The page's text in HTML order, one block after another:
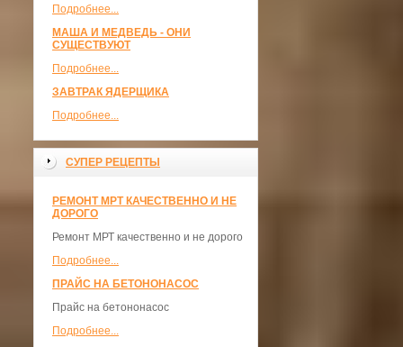
Подробнее...
МАША И МЕДВЕДЬ - ОНИ
СУЩЕСТВУЮТ
Подробнее...
ЗАВТРАК ЯДЕРЩИКА
Подробнее...
СУПЕР РЕЦЕПТЫ
РЕМОНТ МРТ КАЧЕСТВЕННО И НЕ
ДОРОГО
Ремонт МРТ качественно и не дорого
Подробнее...
ПРАЙС НА БЕТОНОНАСОС
Прайс на бетононасос
Подробнее...